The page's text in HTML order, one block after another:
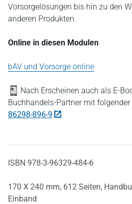
Vorsorgelösungen bis hin zu den
anderen Produkten.
Online in diesen Modulen
bAV und Vorsorge online
Nach Erscheinen auch als E-
Buchhandels-Partner mit folgender
86298-896-9
ISBN 978-3-96329-484-6
170 X 240 mm, 612 Seiten,
Einband